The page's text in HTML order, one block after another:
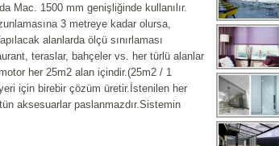
Mac. 1500 mm genişliğinde kullanılır.
3 metreye kadar olursa,
alanlarda ölçü sınırlaması
teraslar, bahçeler vs. her türlü alanlar
her 25m2 alan içindir.(25m2 / 1
için birebir çözüm üretir.İstenilen her
aksesuarlar paslanmazdır.Sistemin